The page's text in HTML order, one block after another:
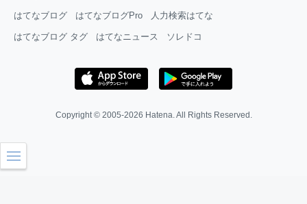
はてなブログ はてなブログPro 人力検索はてな
はてなブログ タグ はてなニュース ソレドコ
Copyright © 2005-2026 Hatena. All Rights Reserved.